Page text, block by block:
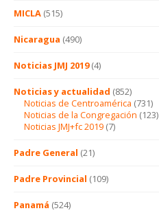
MICLA (515)
Nicaragua (490)
Noticias JMJ 2019(4)
Noticias y actualidad (852)
Noticias de Centroamérica (731)
Noticias de la Congregación (123)
Noticias JMJ+fc 2019 (7)
Padre General (21)
Padre Provincial (109)
Panamá (524)